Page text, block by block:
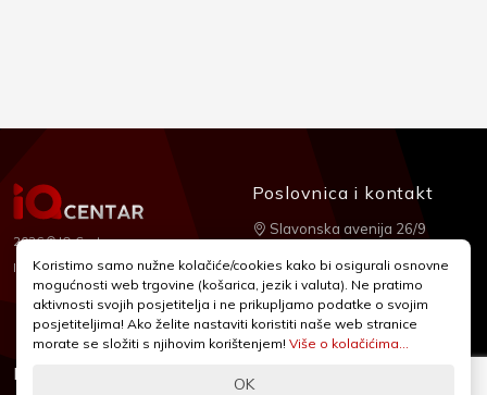
2026 © IQ Centar
Izrada:Nubilus
Informacije Podrška
Poslovnica i kontakt
Slavonska avenija 26/9
+385 1 2455 950
webshop@iqcentar.hr
Pon - Pet od 9 - 17h
Koristimo samo nužne kolačiće/cookies kako bi osigurali osnovne
mogućnosti web trgovine (košarica, jezik i valuta). Ne pratimo
aktivnosti svojih posjetitelja i ne prikupljamo podatke o svojim
posjetiteljima! Ako želite nastaviti koristiti naše web stranice
morate se složiti s njihovim korištenjem! Više o kolačićima...
OK